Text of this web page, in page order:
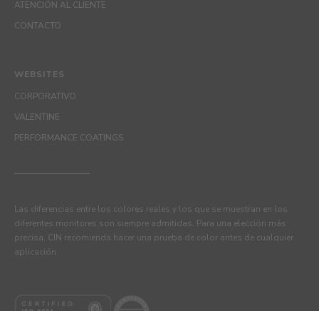
ATENCIÓN AL CLIENTE
CONTACTO
WEBSITES
CORPORATIVO
VALENTINE
PERFORMANCE COATINGS
Las diferencias entre los colores reales y los que se muestran en los
diferentes monitores son siempre admitidas. Para una elección más
precisa, CIN recomienda hacer una prueba de color antes de cualquier
aplicación.